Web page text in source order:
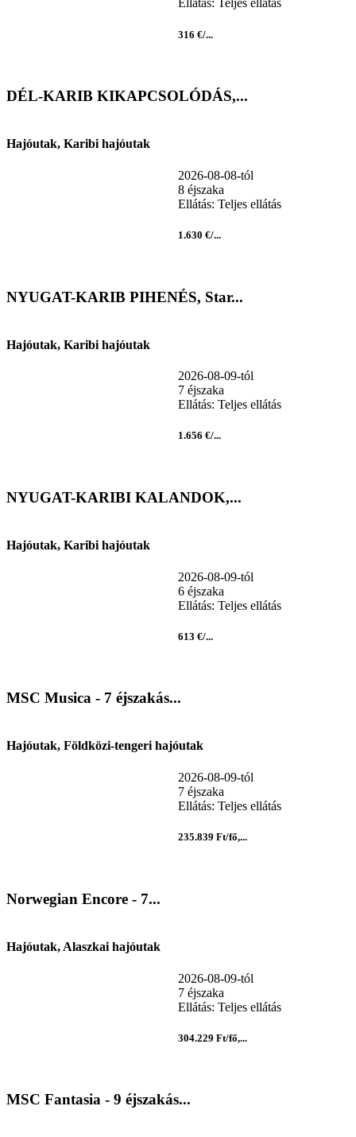
Ellátás: Teljes ellátás
316 €/...
DÉL-KARIB KIKAPCSOLÓDÁS,...
Hajóutak, Karibi hajóutak
2026-08-08-tól
8 éjszaka
Ellátás: Teljes ellátás
1.630 €/...
NYUGAT-KARIB PIHENÉS, Star...
Hajóutak, Karibi hajóutak
2026-08-09-tól
7 éjszaka
Ellátás: Teljes ellátás
1.656 €/...
NYUGAT-KARIBI KALANDOK,...
Hajóutak, Karibi hajóutak
2026-08-09-tól
6 éjszaka
Ellátás: Teljes ellátás
613 €/...
MSC Musica - 7 éjszakás...
Hajóutak, Földközi-tengeri hajóutak
2026-08-09-tól
7 éjszaka
Ellátás: Teljes ellátás
235.839 Ft/fő,...
Norwegian Encore - 7...
Hajóutak, Alaszkai hajóutak
2026-08-09-tól
7 éjszaka
Ellátás: Teljes ellátás
304.229 Ft/fő,...
MSC Fantasia - 9 éjszakás...